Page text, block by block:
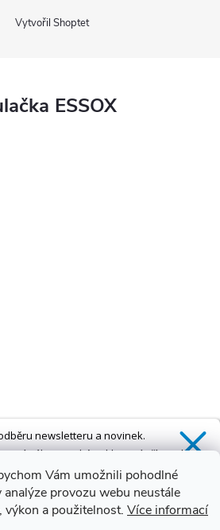
Vám umožnili pohodlné
provozu webu neustále
výkon a použitelnost. Více informací
Vytvořil Shoptet
ESSOX
newsletteru a novinek.
nákup a také exkluzivní přístup k
a dalším speciálním nabídkám.*